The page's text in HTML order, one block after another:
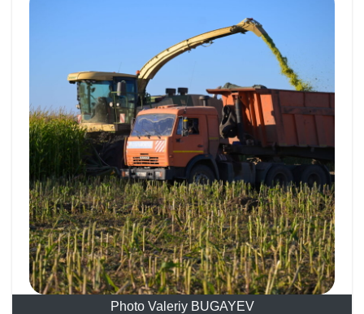
Photo Valeriy BUGAYEV